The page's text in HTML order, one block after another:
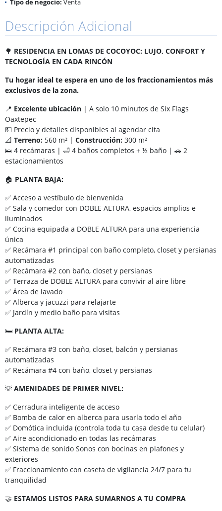
Tipo de negocio: Venta
Descripción Adicional
🌳 RESIDENCIA EN LOMAS DE COCOYOC: LUJO, CONFORT Y
TECNOLOGÍA EN CADA RINCÓN
Tu hogar ideal te espera en uno de los fraccionamientos más
exclusivos de la zona.
📍 Excelente ubicación | A solo 10 minutos de Six Flags
Oaxtepec
💵 Precio y detalles disponibles al agendar cita
📐 Terreno: 560 m² | Construcción: 300 m²
🛌 4 recámaras | 🛁 4 baños completos + ½ baño | 🚗 2
estacionamientos
🏠 PLANTA BAJA:
✅ Acceso a vestíbulo de bienvenida
✅ Sala y comedor con DOBLE ALTURA, espacios amplios e
iluminados
✅ Cocina equipada a DOBLE ALTURA para una experiencia
única
✅ Recámara #1 principal con baño completo, closet y persianas
automatizadas
✅ Recámara #2 con baño, closet y persianas
✅ Terraza de DOBLE ALTURA para convivir al aire libre
✅ Área de lavado
✅ Alberca y jacuzzi para relajarte
✅ Jardín y medio baño para visitas
🛏️ PLANTA ALTA:
✅ Recámara #3 con baño, closet, balcón y persianas
automatizadas
✅ Recámara #4 con baño, closet y persianas
💡 AMENIDADES DE PRIMER NIVEL:
✅ Cerradura inteligente de acceso
✅ Bomba de calor en alberca para usarla todo el año
✅ Domótica incluida (controla toda tu casa desde tu celular)
✅ Aire acondicionado en todas las recámaras
✅ Sistema de sonido Sonos con bocinas en plafones y
exteriores
✅ Fraccionamiento con caseta de vigilancia 24/7 para tu
tranquilidad
🤝 ESTAMOS LISTOS PARA SUMARNOS A TU COMPRA